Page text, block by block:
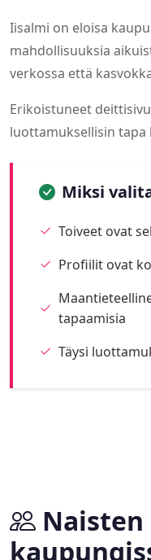
Iisalmi on eloisa
mahdollisuuksia
verkossa että
Erikoistuneet
luottamuksellisin tapa
Miksi
Toiveet ovat
Profiilit ovat
tapaamisia
Täysi